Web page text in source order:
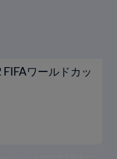
ワールドカッ